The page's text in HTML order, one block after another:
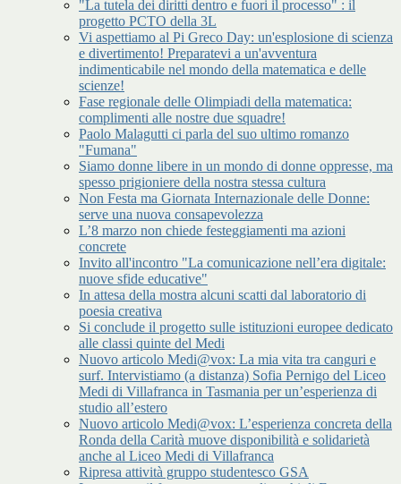
"La tutela dei diritti dentro e fuori il processo" : il
progetto PCTO della 3L
Vi aspettiamo al Pi Greco Day: un'esplosione di scienza
e divertimento! Preparatevi a un'avventura
indimenticabile nel mondo della matematica e delle
scienze!
Fase regionale delle Olimpiadi della matematica:
complimenti alle nostre due squadre!
Paolo Malagutti ci parla del suo ultimo romanzo
"Fumana"
Siamo donne libere in un mondo di donne oppresse, ma
spesso prigioniere della nostra stessa cultura
Non Festa ma Giornata Internazionale delle Donne:
serve una nuova consapevolezza
L’8 marzo non chiede festeggiamenti ma azioni
concrete
Invito all'incontro "La comunicazione nell’era digitale:
nuove sfide educative"
In attesa della mostra alcuni scatti dal laboratorio di
poesia creativa
Si conclude il progetto sulle istituzioni europee dedicato
alle classi quinte del Medi
Nuovo articolo Medi@vox: La mia vita tra canguri e
surf. Intervistiamo (a distanza) Sofia Pernigo del Liceo
Medi di Villafranca in Tasmania per un’esperienza di
studio all’estero
Nuovo articolo Medi@vox: L’esperienza concreta della
Ronda della Carità muove disponibilità e solidarietà
anche al Liceo Medi di Villafranca
Ripresa attività gruppo studentesco GSA